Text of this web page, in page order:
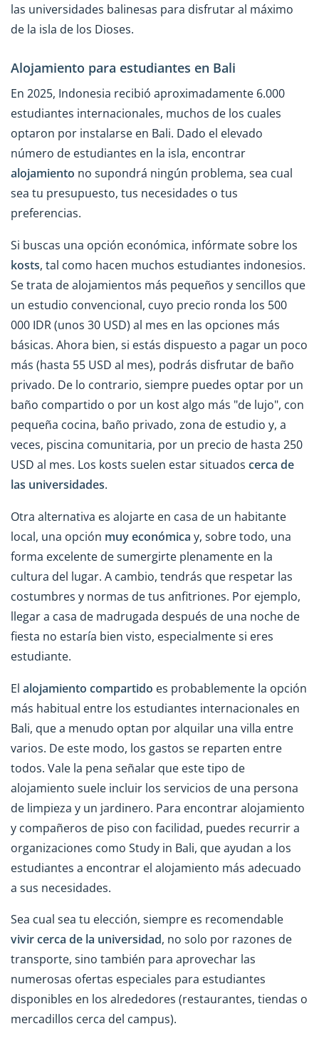
las universidades balinesas para disfrutar al máximo
de la isla de los Dioses.
Alojamiento para estudiantes en Bali
En 2025, Indonesia recibió aproximadamente 6.000
estudiantes internacionales, muchos de los cuales
optaron por instalarse en Bali. Dado el elevado
número de estudiantes en la isla, encontrar
alojamiento no supondrá ningún problema, sea cual
sea tu presupuesto, tus necesidades o tus
preferencias.
Si buscas una opción económica, infórmate sobre los
kosts, tal como hacen muchos estudiantes indonesios.
Se trata de alojamientos más pequeños y sencillos que
un estudio convencional, cuyo precio ronda los 500
000 IDR (unos 30 USD) al mes en las opciones más
básicas. Ahora bien, si estás dispuesto a pagar un poco
más (hasta 55 USD al mes), podrás disfrutar de baño
privado. De lo contrario, siempre puedes optar por un
baño compartido o por un kost algo más "de lujo", con
pequeña cocina, baño privado, zona de estudio y, a
veces, piscina comunitaria, por un precio de hasta 250
USD al mes. Los kosts suelen estar situados cerca de
las universidades.
Otra alternativa es alojarte en casa de un habitante
local, una opción muy económica y, sobre todo, una
forma excelente de sumergirte plenamente en la
cultura del lugar. A cambio, tendrás que respetar las
costumbres y normas de tus anfitriones. Por ejemplo,
llegar a casa de madrugada después de una noche de
fiesta no estaría bien visto, especialmente si eres
estudiante.
El alojamiento compartido es probablemente la opción
más habitual entre los estudiantes internacionales en
Bali, que a menudo optan por alquilar una villa entre
varios. De este modo, los gastos se reparten entre
todos. Vale la pena señalar que este tipo de
alojamiento suele incluir los servicios de una persona
de limpieza y un jardinero. Para encontrar alojamiento
y compañeros de piso con facilidad, puedes recurrir a
organizaciones como Study in Bali, que ayudan a los
estudiantes a encontrar el alojamiento más adecuado
a sus necesidades.
Sea cual sea tu elección, siempre es recomendable
vivir cerca de la universidad, no solo por razones de
transporte, sino también para aprovechar las
numerosas ofertas especiales para estudiantes
disponibles en los alrededores (restaurantes, tiendas o
mercadillos cerca del campus).